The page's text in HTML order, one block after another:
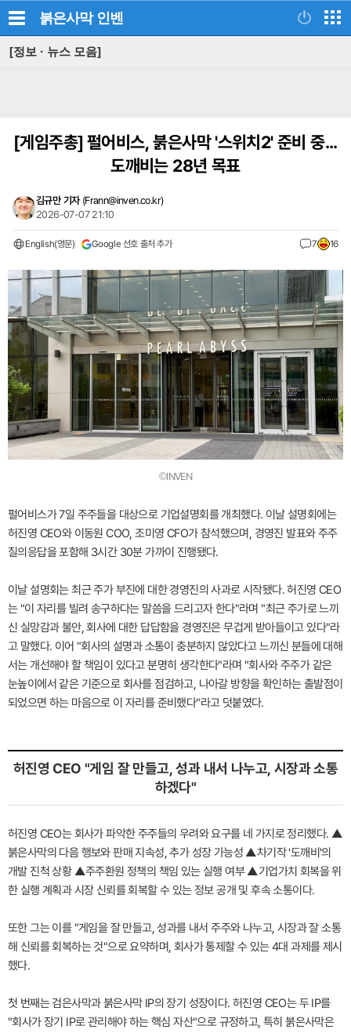
붉은사막 인벤
[정보 · 뉴스 모음]
[게임주총]펄어비스, 붉은사막 '스위치2' 준비 중...
도깨비는 28년 목표
김규만 기자 (Frann@inven.co.kr)
2026-07-07 21:10
English(영문) Google 선호 출처 추가 7 16
©INVEN
펄어비스가 7일 주주들을 대상으로 기업설명회를 개최했다. 이날 설명회에는
허진영 CEO와 이동원 COO, 조미영 CFO가 참석했으며, 경영진 발표와 주주
질의응답을 포함해 3시간 30분 가까이 진행됐다.
이날 설명회는 최근 주가 부진에 대한 경영진의 사과로 시작됐다. 허진영 CEO
는 "이 자리를 빌려 송구하다는 말씀을 드리고자 한다"라며 "최근 주가로 느끼
신 실망감과 불안, 회사에 대한 답답함을 경영진은 무겁게 받아들이고 있다"라
고 말했다. 이어 "회사의 설명과 소통이 충분하지 않았다고 느끼신 분들에 대해
서는 개선해야 할 책임이 있다고 분명히 생각한다"라며 "회사와 주주가 같은
눈높이에서 같은 기준으로 회사를 점검하고, 나아갈 방향을 확인하는 출발점이
되었으면 하는 마음으로 이 자리를 준비했다"라고 덧붙였다.
허진영 CEO "게임 잘 만들고, 성과 내서 나누고, 시장과 소통
하겠다"
허진영 CEO는 회사가 파악한 주주들의 우려와 요구를 네 가지로 정리했다. ▲
붉은사막의 다음 행보와 판매 지속성, 추가 성장 가능성 ▲차기작 '도깨비'의
개발 진척 상황 ▲주주환원 정책의 책임 있는 실행 여부 ▲기업가치 회복을 위
한 실행 계획과 시장 신뢰를 회복할 수 있는 정보 공개 및 후속 소통이다.
또한 그는 이를 "게임을 잘 만들고, 성과를 내서 주주와 나누고, 시장과 잘 소통
해 신뢰를 회복하는 것"으로 요약하며, 회사가 통제할 수 있는 4대 과제를 제시
했다.
첫 번째는 검은사막과 붉은사막 IP의 장기 성장이다. 허진영 CEO는 두 IP를
"회사가 장기 IP로 관리해야 하는 핵심 자산"으로 규정하고, 특히 붉은사막은